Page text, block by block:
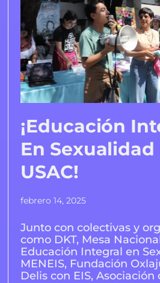
¡Educación
En Sexualidad
USAC!
febrero 14, 2025
Junto con colectivas y
como DKT, Mesa
Educación Integral en
MENEIS, Fundación
Delis con EIS, Asociación